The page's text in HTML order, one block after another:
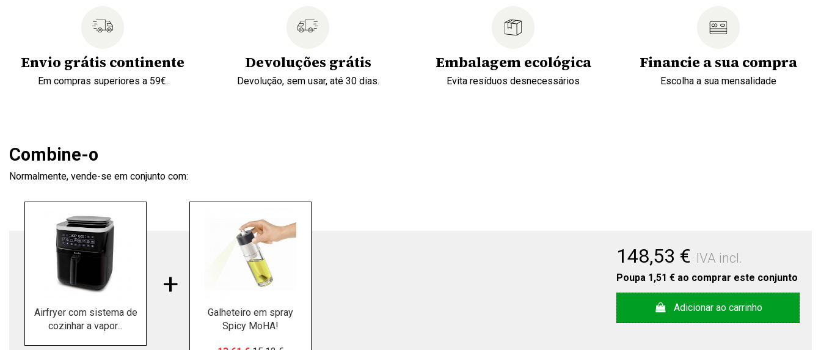
Envio grátis continente
Em compras superiores a 59€.
Devoluções grátis
Devolução, sem usar, até 30 dias.
Embalagem ecológica
Evita resíduos desnecessários
Financie a sua compra
Escolha a sua mensalidade
Combine-o
Normalmente, vende-se em conjunto com:
Airfryer com sistema de
cozinhar a vapor...
Galheteiro em spray
Spicy MoHA!
148,53 € IVA incl.
Poupa 1,51 € ao comprar este conjunto
Adicionar ao carrinho